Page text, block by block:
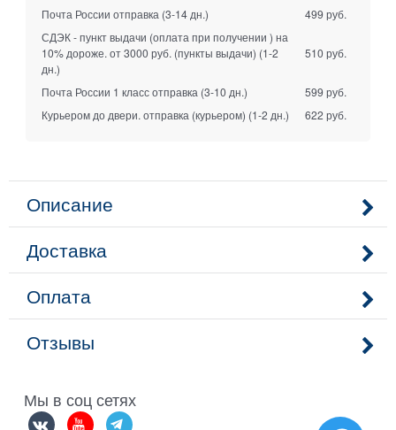
Почта России отправка (3-14 дн.)
499 руб.
СДЭК - пункт выдачи (оплата при получении ) на
10% дороже. от 3000 руб. (пункты выдачи) (1-2
дн.)
510 руб.
Почта России 1 класс отправка (3-10 дн.)
599 руб.
Курьером до двери. отправка (курьером) (1-2 дн.) 622 руб.
Описание
Доставка
Оплата
Отзывы
Мы в соц сетях